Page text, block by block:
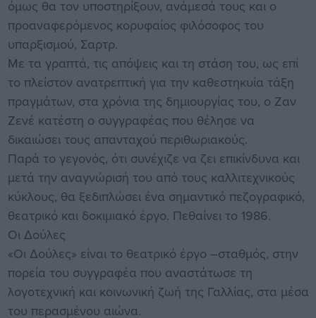
όμως θα τον υποστηρίξουν, ανάμεσά τους και ο
προαναφερόμενος κορυφαίος φιλόσοφος του
υπαρξισμού, Σαρτρ.
Με τα γραπτά, τις απόψεις και τη στάση του, ως επί
το πλείστον ανατρεπτική για την καθεστηκυία τάξη
πραγμάτων, στα χρόνια της δημιουργίας του, ο Ζαν
Ζενέ κατέστη ο συγγραφέας που θέλησε να
δικαιώσει τους απανταχού περιθωριακούς.
Παρά το γεγονός, ότι συνέχιζε να ζει επικίνδυνα και
μετά την αναγνώρισή του από τους καλλιτεχνικούς
κύκλους, θα ξεδιπλώσει ένα σημαντικό πεζογραφικό,
θεατρικό και δοκιμιακό έργο. Πεθαίνει το 1986.
Οι Δούλες
«Οι Δούλες» είναι το θεατρικό έργο –σταθμός, στην
πορεία του συγγραφέα που αναστάτωσε τη
λογοτεχνική και κοινωνική ζωή της Γαλλίας, στα μέσα
του περασμένου αιώνα.